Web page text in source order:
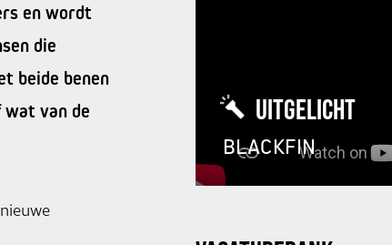
en wordt
die
beide benen
wat van de
UITGELICHT
BLACKFIN